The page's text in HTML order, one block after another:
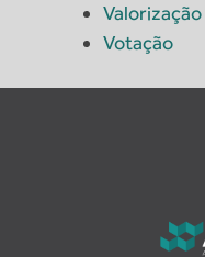
Valorização
Votação